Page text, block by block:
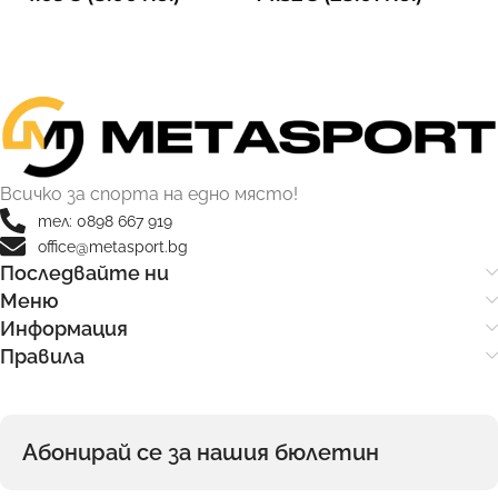
Всичко за спорта на едно място!
тел: 0898 667 919
office@metasport.bg
Последвайте ни
Меню
Информация
Правила
Абонирай се за нашия бюлетин